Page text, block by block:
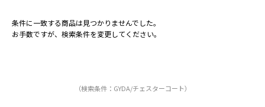
条件に一致する商品は見つかりませんでした。
お手数ですが、検索条件を変更してください。
（検索条件：GYDA/チェスターコート）